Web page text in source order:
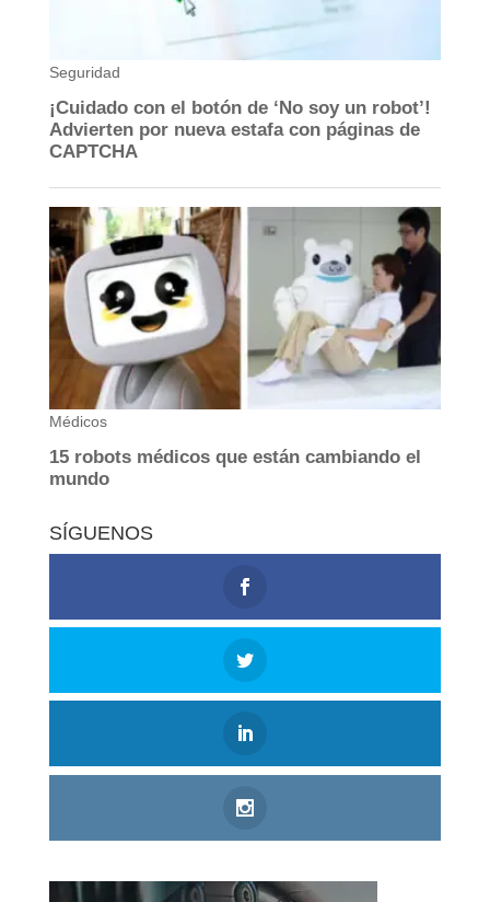
SÍGUENOS